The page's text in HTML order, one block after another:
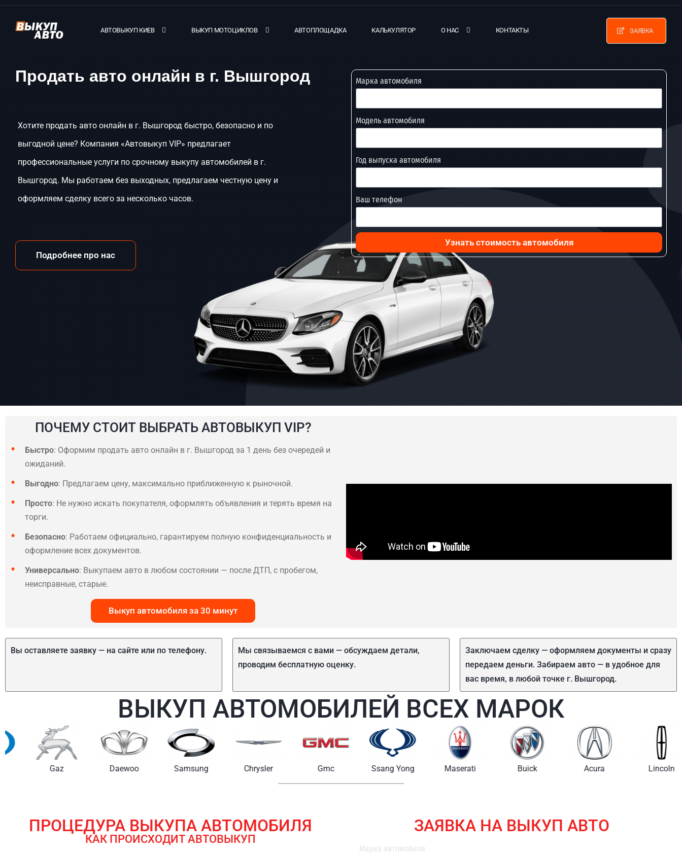
АВТОВЫКУП КИЕВ ВЫКУП МОТОЦИКЛОВ АВТОПЛОЩАДКА КАЛЬКУЛЯТОР О НАС КОНТАКТЫ ЗАЯВКА
Продать авто онлайн в г. Вышгород
Хотите продать авто онлайн в г. Вышгород быстро, безопасно и по
выгодной цене? Компания «Автовыкуп VIP» предлагает
профессиональные услуги по срочному выкупу автомобилей в г.
Вышгород. Мы работаем без выходных, предлагаем честную цену и
оформляем сделку всего за несколько часов.
Подробнее про нас
Марка автомобиля
Модель автомобиля
Год выпуска автомобиля
Ваш телефон
Узнать стоимость автомобиля
ПОЧЕМУ СТОИТ ВЫБРАТЬ АВТОВЫКУП VIP?
Быстро: Оформим продать авто онлайн в г. Вышгород за 1 день без очередей и
ожиданий.
Выгодно: Предлагаем цену, максимально приближенную к рыночной.
Просто: Не нужно искать покупателя, оформлять объявления и терять время на
торги.
Безопасно: Работаем официально, гарантируем полную конфиденциальность и
оформление всех документов.
Универсально: Выкупаем авто в любом состоянии — после ДТП, с пробегом,
неисправные, старые.
Выкуп автомобиля за 30 минут
Вы оставляете заявку — на сайте или по телефону.
Мы связываемся с вами — обсуждаем детали,
проводим бесплатную оценку.
Заключаем сделку — оформляем документы и сразу
передаем деньги. Забираем авто — в удобное для
вас время, в любой точке г. Вышгород.
ВЫКУП АВТОМОБИЛЕЙ ВСЕХ МАРОК
Daewoo Samsung Chrysler Ssang Yong Maserati Buick Acura Lincoln
ПРОЦЕДУРА ВЫКУПА АВТОМОБИЛЯ
КАК ПРОИСХОДИТ АВТОВЫКУП
ЗАЯВКА НА ВЫКУП АВТО
Марка автомобиля